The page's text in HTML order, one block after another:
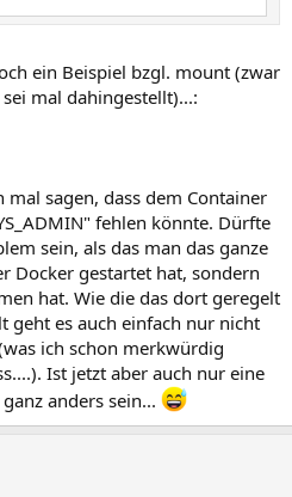
ein Beispiel bzgl. mount (zwar
mal dahingestellt)...:
sagen, dass dem Container
fehlen könnte. Dürfte
sein, als das man das ganze
Docker gestartet hat, sondern
hat. Wie die das dort geregelt
geht es auch einfach nur nicht
ich schon merkwürdig
Ist jetzt aber auch nur eine
anders sein...